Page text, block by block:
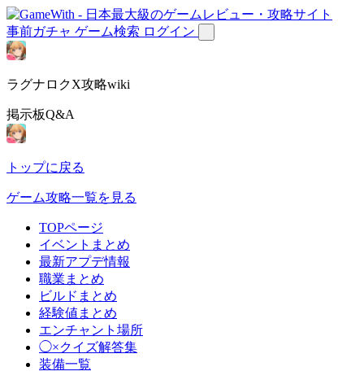
事前ガチャ ゲーム検索 ログイン
ラグナロクX攻略wiki
掲示板Q&A
トップに戻る
ゲーム攻略一覧を見る
TOPページ
イベントまとめ
最新アプデ情報
職業まとめ
ビルドまとめ
経験値まとめ
エンチャント場所
◯×クイズ解答集
装備一覧